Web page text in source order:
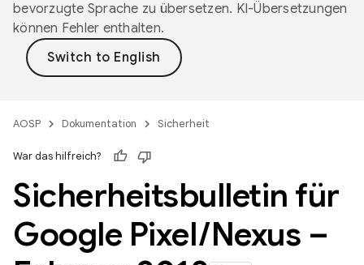
bevorzugte Sprache zu übersetzen. KI-Übersetzungen
können Fehler enthalten.
AOSP Dokumentation Sicherheit
War das hilfreich?
Sicherheitsbulletin für
Google Pixel/Nexus –